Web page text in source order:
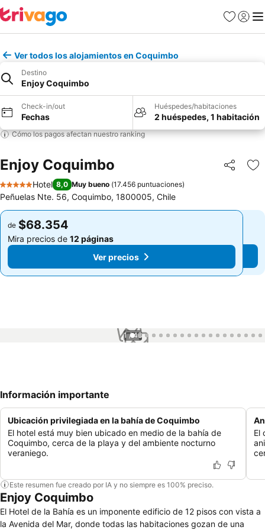
Favoritos
Iniciar
Ver todos los alojamientos en Coquimbo
Destino
Enjoy Coquimbo
Check-in/out
Fechas
Huéspedes/habitaciones
2 huéspedes, 1 habitación
Cómo los pagos afectan nuestro ranking
Enjoy Coquimbo Compartir
5 Estrellas
Hotel 8,0 Muy bueno (17.456 puntuaciones)
Peñuelas Nte. 56, Coquimbo, 1800005, Chile
de $68.354
Mira precios de 12 páginas
Ver precios
de $68.354
Mira precios de 12 páginas
Ver precios
1 / 48
Información importante
Ubicación privilegiada en la bahía de Coquimbo
El hotel está muy bien ubicado en medio de la bahía de
Coquimbo, cerca de la playa y del ambiente nocturno
veraniego.
El
Este resumen fue creado por IA y no siempre es 100% preciso.
Enjoy Coquimbo
El Hotel de la Bahía es un imponente edificio de 12 pisos con vista a
la Avenida del Mar, donde todas las habitaciones gozan de una